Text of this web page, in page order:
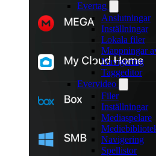
Evertag
Anslutningar
Inställningar
Lokala filer
Mappningar
Navigering
Taggeditor
Evervideo
Filer
Inställningar
Mediaspelare
Navigering
Spellistor